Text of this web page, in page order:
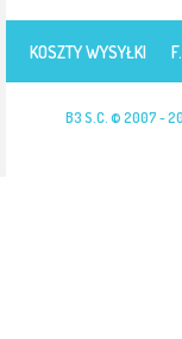
KOSZTY WYSYŁKI
B3 S.C. © 2007 -